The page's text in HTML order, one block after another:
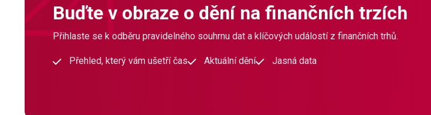
Buďte v obraze o dění na finančních trzích
Přihlaste se k odběru pravidelného souhrnu dat a klíčových událostí z finančních trhů.
Přehled, který vám ušetří čas Aktuální dění Jasná data